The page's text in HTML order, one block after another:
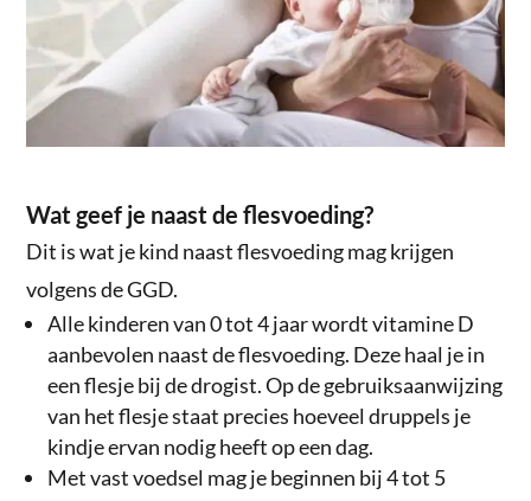
Wat geef je naast de flesvoeding?
Dit is wat je kind naast flesvoeding mag krijgen
volgens de GGD.
Alle kinderen van 0 tot 4 jaar wordt vitamine D
aanbevolen naast de flesvoeding. Deze haal je in
een flesje bij de drogist. Op de gebruiksaanwijzing
van het flesje staat precies hoeveel druppels je
kindje ervan nodig heeft op een dag.
Met vast voedsel mag je beginnen bij 4 tot 5